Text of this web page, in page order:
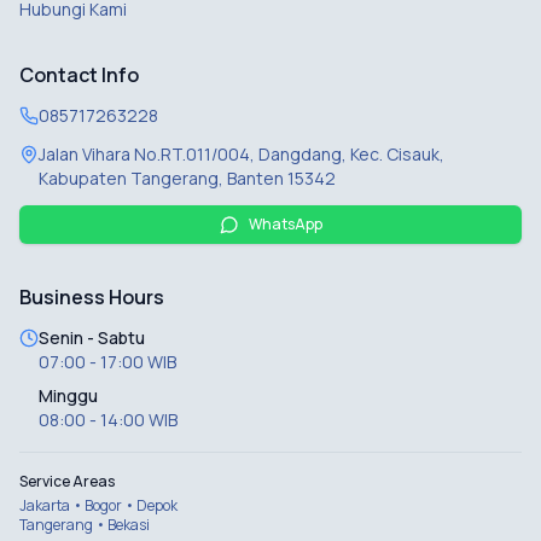
Hubungi Kami
Contact Info
085717263228
Jalan Vihara No.RT.011/004, Dangdang, Kec. Cisauk,
Kabupaten Tangerang, Banten 15342
WhatsApp
Business Hours
Senin - Sabtu
07:00 - 17:00 WIB
Minggu
08:00 - 14:00 WIB
Service Areas
Jakarta • Bogor • Depok
Tangerang • Bekasi